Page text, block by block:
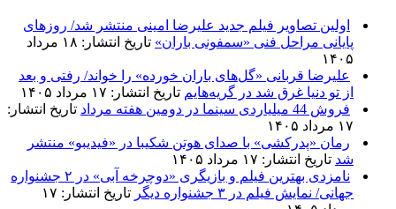
اولین تصاویر فیلم جدید علیرضا امینی منتشر شد/ روزهای
پایانی مراحل فنی «سمفونی باران»
تاریخ انتشار: ۱۸ مرداد
۱۴۰۵
علیرضا قربانی «گل‌های باران خورده» را خواند/ رفتی و بعد
از تو دنیا غرق شد در گریه‌هایم تاریخ انتشار: ۱۷ مرداد ۱۴۰۵
فروش 44 میلیاردی سینما در دومین هفته مرداد
تاریخ انتشار:
۱۷ مرداد ۱۴۰۵
رمان «پدرکشی» با صدای هوتن شکیبا در «فیدیبو» منتشر
شد تاریخ انتشار: ۱۷ مرداد ۱۴۰۵
نامزدی بهترین فیلم و بازیگری «دوچرخه آبی» در ۲ جشنواره
جهانی/ نمایش فیلم در ۳ جشنواره دیگر
تاریخ انتشار: ۱۷